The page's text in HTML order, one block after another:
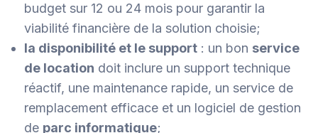
budget sur 12 ou 24 mois pour garantir la
viabilité financière de la solution choisie;
la disponibilité et le support : un bon service
de location doit inclure un support technique
réactif, une maintenance rapide, un service de
remplacement efficace et un logiciel de gestion
de parc informatique;